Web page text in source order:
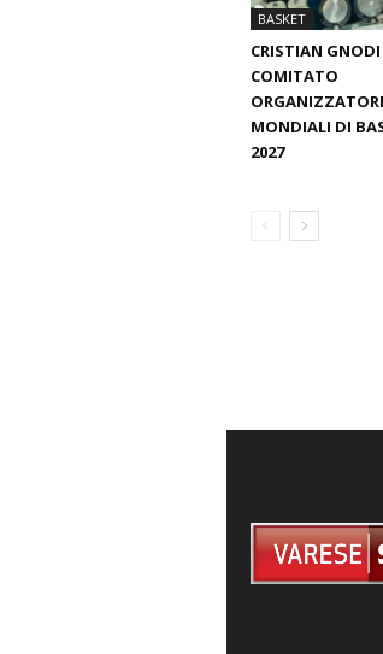
BASKET
CRISTIAN
COMITATO
MONDIALI DI
2027